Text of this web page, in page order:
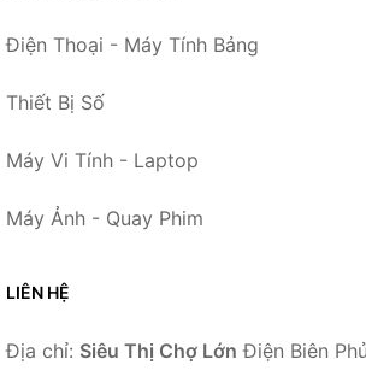
Điện Thoại - Máy Tính Bảng
Thiết Bị Số
Máy Vi Tính - Laptop
Máy Ảnh - Quay Phim
LIÊN HỆ
Địa chỉ: Siêu Thị Chợ Lớn Điện Biên